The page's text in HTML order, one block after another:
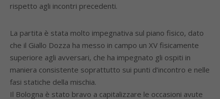
rispetto agli incontri precedenti.
La partita è stata molto impegnativa sul piano fisico, dato
che il Giallo Dozza ha messo in campo un XV fisicamente
superiore agli avversari, che ha impegnato gli ospiti in
maniera consistente soprattutto sui punti d’incontro e nelle
fasi statiche della mischia.
Il Bologna è stato bravo a capitalizzare le occasioni avute